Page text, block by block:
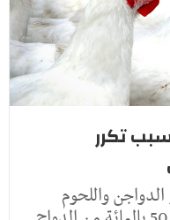
بسبب تكرر
واللحوم